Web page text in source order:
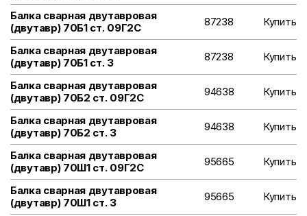
Балка сварная двутавровая
(двутавр) 70Б1 ст. 09Г2С
87238 Купить
Балка сварная двутавровая
(двутавр) 70Б1 ст. 3
87238 Купить
Балка сварная двутавровая
(двутавр) 70Б2 ст. 09Г2С
94638 Купить
Балка сварная двутавровая
(двутавр) 70Б2 ст. 3
94638 Купить
Балка сварная двутавровая
(двутавр) 70Ш1 ст. 09Г2С
95665 Купить
Балка сварная двутавровая
(двутавр) 70Ш1 ст. 3
95665 Купить